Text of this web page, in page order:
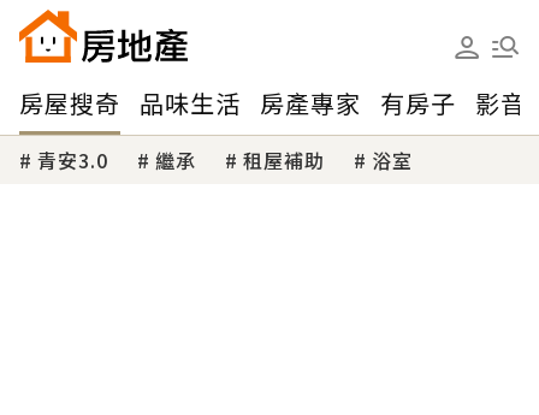
房屋搜奇 品味生活 房產專家 有房子 影音
青安3.0 繼承 租屋補助 浴室